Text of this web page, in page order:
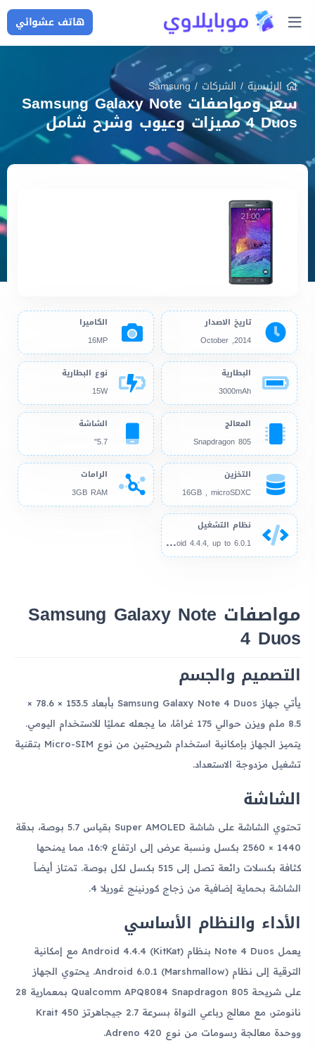
هاتف عشوائي
الرئيسية/ الشركات /
Samsung
سعر ومواصفات Samsung Galaxy Note
4 Duos مميزات وعيوب وشرح شامل
تاريخ الاصدار
2014, October
الكاميرا
16MP
البطارية
3000mAh
نوع البطارية
15W
المعالج
Snapdragon 805
الشاشة
5.7"
التخزين
16GB , microSDXC
الرامات
3GB RAM
نظام التشغيل
And
roid 4.4.4, up to 6.0.1
مواصفات Samsung Galaxy Note
4 Duos
التصميم والجسم
يأتي جهاز Samsung Galaxy Note 4 Duos بأبعاد 153.5 × 78.6 ×
8.5 ملم ويزن حوالي 175 غرامًا، ما يجعله عمليًا للاستخدام اليومي.
يتميز الجهاز بإمكانية استخدام شريحتين من نوع Micro-SIM بتقنية
تشغيل مزدوجة الاستعداد.
الشاشة
تحتوي الشاشة على شاشة Super AMOLED بقياس 5.7 بوصة، بدقة
1440 × 2560 بكسل ونسبة عرض إلى ارتفاع 16:9، مما يمنحها
كثافة بكسلات رائعة تصل إلى 515 بكسل لكل بوصة. تمتاز أيضاً
الشاشة بحماية إضافية من زجاج كورنينج غوريلا 4.
الأداء والنظام الأساسي
يعمل Note 4 Duos بنظام Android 4.4.4 (KitKat) مع إمكانية
الترقية إلى نظام Android 6.0.1 (Marshmallow). يحتوي الجهاز
على شريحة Qualcomm APQ8084 Snapdragon 805 بمعمارية 28
نانومتر، مع معالج رباعي النواة بسرعة 2.7 جيجاهرتز Krait 450
ووحدة معالجة رسومات من نوع Adreno 420.